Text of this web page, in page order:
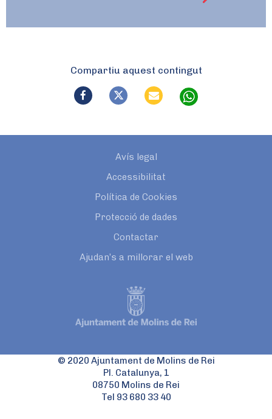
Compartiu aquest contingut
Avís legal
Accessibilitat
Política de Cookies
Protecció de dades
Contactar
Ajudan’s a millorar el web
© 2020 Ajuntament de Molins de Rei
Pl. Catalunya, 1
08750 Molins de Rei
Tel 93 680 33 40